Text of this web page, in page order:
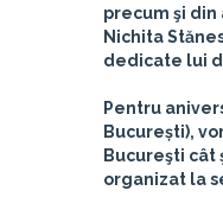
precum şi din
Nichita
dedicate lui
Pentru
București),
Bucureşti cât
organizat la